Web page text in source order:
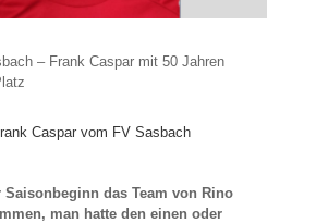
– Frank Caspar mit 50 Jahren
Caspar vom FV Sasbach
Saisonbeginn das Team von Rino
man hatte den einen oder